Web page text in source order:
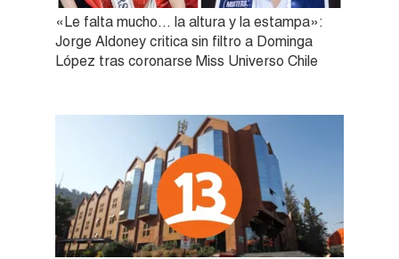
«Le falta mucho… la altura y la estampa»:
Jorge Aldoney critica sin filtro a Dominga
López tras coronarse Miss Universo Chile